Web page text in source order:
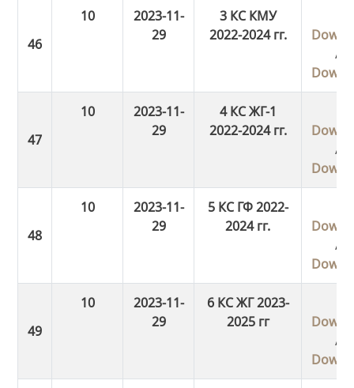
10
2023-11-
29
3 КС КМУ
2022-2024 гг.
/
10
2023-11-
29
4 КС ЖГ-1
2022-2024 гг.
/
10
2023-11-
29
5 КС ГФ 2022-
2024 гг.
/
10
2023-11-
29
6 КС ЖГ 2023-
2025 гг
/